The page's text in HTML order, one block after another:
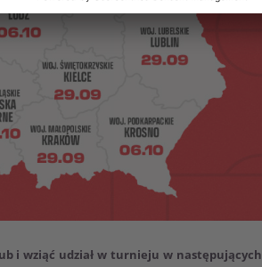
i wziąć udział w turnieju w następujących